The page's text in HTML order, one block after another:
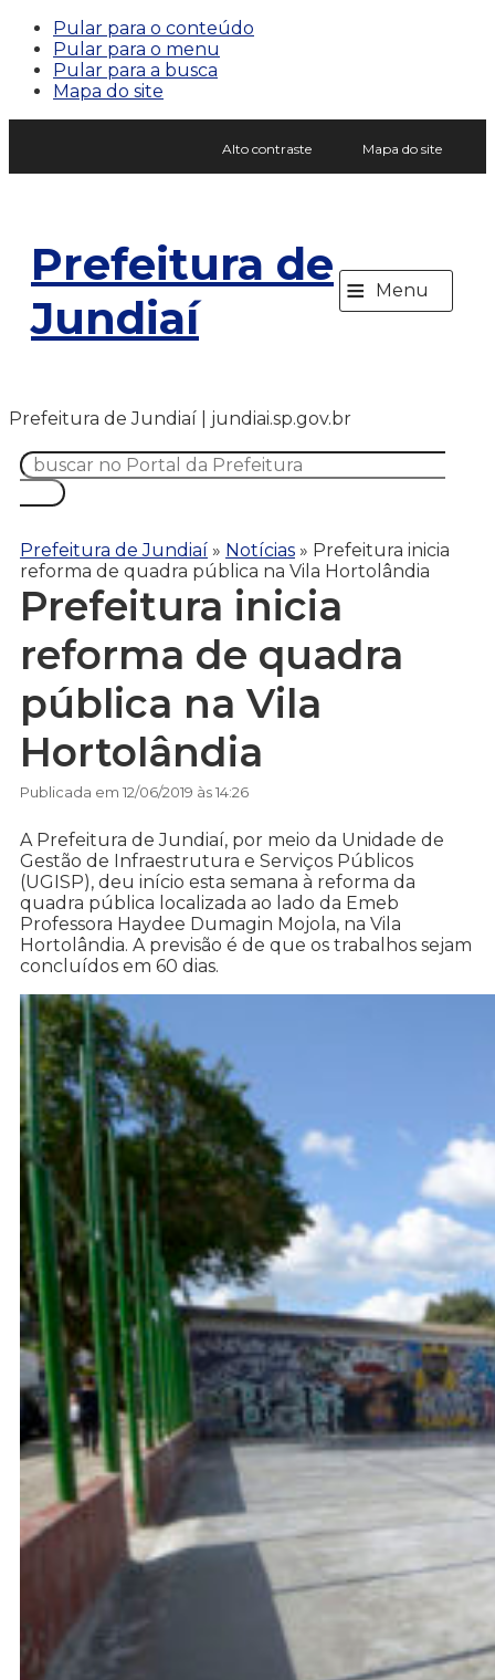
Pular para o conteúdo
Pular para o menu
Pular para a busca
Mapa do site
Alto contraste Mapa do site
Prefeitura de
Jundiaí
≡ Menu
Prefeitura de Jundiaí | jundiai.sp.gov.br
Prefeitura de Jundiaí » Notícias » Prefeitura inicia
reforma de quadra pública na Vila Hortolândia
Prefeitura inicia
reforma de quadra
pública na Vila
Hortolândia
Publicada em 12/06/2019 às 14:26
A Prefeitura de Jundiaí, por meio da Unidade de
Gestão de Infraestrutura e Serviços Públicos
(UGISP), deu início esta semana à reforma da
quadra pública localizada ao lado da Emeb
Professora Haydee Dumagin Mojola, na Vila
Hortolândia. A previsão é de que os trabalhos sejam
concluídos em 60 dias.